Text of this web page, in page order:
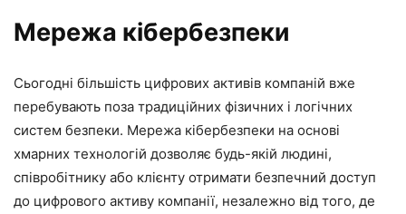
Мережа кібербезпеки
Сьогодні більшість цифрових активів компаній вже
перебувають поза традиційних фізичних і логічних
систем безпеки. Мережа кібербезпеки на основі
хмарних технологій дозволяє будь-якій людині,
співробітнику або клієнту отримати безпечний доступ
до цифрового активу компанії, незалежно від того, де